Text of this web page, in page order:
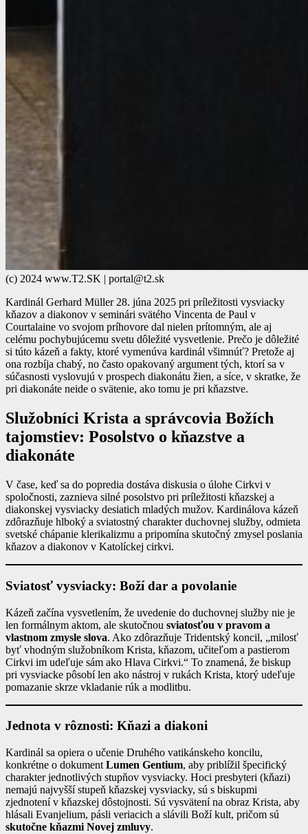
(c) 2024 www.T2.SK | portal@t2.sk
Kardinál Gerhard Müller 28. júna 2025 pri príležitosti vysviacky
kňazov a diakonov v seminári svätého Vincenta de Paul v
Courtalaine vo svojom príhovore dal nielen prítomným, ale aj
celému pochybujúcemu svetu dôležité vysvetlenie. Prečo je dôležité
si túto kázeň a fakty, ktoré vymenúva kardinál všimnúť? Pretože aj
ona rozbíja chabý, no často opakovaný argument tých, ktorí sa v
súčasnosti vyslovujú v prospech diakonátu žien, a síce, v skratke, že
pri diakonáte neide o svätenie, ako tomu je pri kňazstve.
Služobníci Krista a správcovia Božích
tajomstiev: Posolstvo o kňazstve a
diakonáte
V čase, keď sa do popredia dostáva diskusia o úlohe Cirkvi v
spoločnosti, zaznieva silné posolstvo pri príležitosti kňazskej a
diakonskej vysviacky desiatich mladých mužov. Kardinálova kázeň
zdôrazňuje hlboký a sviatostný charakter duchovnej služby, odmieta
svetské chápanie klerikalizmu a pripomína skutočný zmysel poslania
kňazov a diakonov v Katolíckej cirkvi.
Sviatosť vysviacky: Boží dar a povolanie
Kázeň začína vysvetlením, že uvedenie do duchovnej služby nie je
len formálnym aktom, ale skutočnou sviatosťou v pravom a
vlastnom zmysle slova. Ako zdôrazňuje Tridentský koncil, „milosť
byť vhodným služobníkom Krista, kňazom, učiteľom a pastierom
Cirkvi im udeľuje sám ako Hlava Cirkvi.“ To znamená, že biskup
pri vysviacke pôsobí len ako nástroj v rukách Krista, ktorý udeľuje
pomazanie skrze vkladanie rúk a modlitbu.
Jednota v rôznosti: Kňazi a diakoni
Kardinál sa opiera o učenie Druhého vatikánskeho koncilu,
konkrétne o dokument Lumen Gentium, aby priblížil špecifický
charakter jednotlivých stupňov vysviacky. Hoci presbyteri (kňazi)
nemajú najvyšší stupeň kňazskej vysviacky, sú s biskupmi
zjednotení v kňazskej dôstojnosti. Sú vysvätení na obraz Krista, aby
hlásali Evanjelium, pásli veriacich a slávili Boží kult, pričom sú
skutočne kňazmi Novej zmluvy.